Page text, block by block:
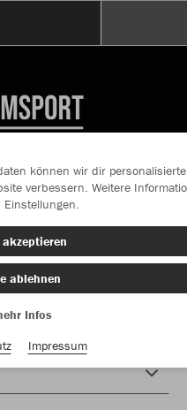
Teamshop Torwart
können wir dir personalisierte
verbessern. Weitere
ablehnen
Infos
Impressum